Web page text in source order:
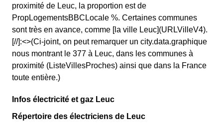
proximité de Leuc, la proportion est de
PropLogementsBBCLocale %. Certaines communes
sont très en avance, comme [la ville Leuc](URLVilleV4).
[//]:<>(Ci-joint, on peut remarquer un city.data.graphique
nous montrant le 377 à Leuc, dans les communes à
proximité (ListeVillesProches) ainsi que dans la France
toute entière.)
Infos électricité et gaz Leuc
Répertoire des électriciens de Leuc